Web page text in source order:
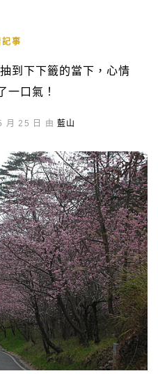
事
到下下籤的當下，心情
一口氣！
月 25 日 由 藍山